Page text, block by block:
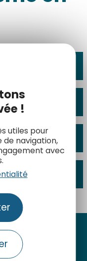
!
utiles pour
navigation,
avec